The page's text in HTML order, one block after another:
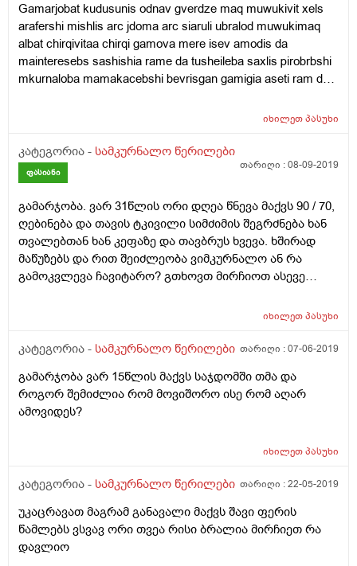
მიმიღია სპორტული დანამატები და რადგან ზომაზე
მეტს ვვარჯიშობდი შესაბამისად ვერც ვიღდგენი
დანაკარგს.კი მაქვს კარგად განვითარებული კუნთები
მაგრამ ასე მგონია რომ ვარ ძალიან
გამიფიტული.ამასთანავე მაქვს ეროზიები კუჭზე და
გამომშრალი,თითქოს ბებერი ვარ.კაი ორი თვეა არ
მტკივა,მხრებიც მტკივა მოკლედ სასხსრები მტკივა
ძალიან.ახლა ასეთი შეგრძნება მაქვს თითქოს ეს ჩემი
დალევა დავიწყე და დავამთავრე 30 კაფსულა
დავლიე.უცხოეთიდან გამიგზავნილი მერატრუმი თუ
რაღაც ქვია და შევატყე რომ გამომაყარა
ზურგზე.იგივე მიქნა ოთხი წლის უკან
პროტეინმა.ძლივს მოვირჩინე.ამ ყველაფერს პლიუს
ყვითელი ძალიან.ალბათ ორი სამი წელია ეგრე
სიყვითლე და ის ყველაფერი რაც ჩამოვთვალე რატო
ზარმაცი.მინდა რომ სიცოცხლით ვიყო სავსე მალე
კიარ ვიღლები მალე მძლევს სიზარმაცე რიცა რამეს
ვაჯეთებ და მერწ ვარ უძალოდ მოთენთილი ჭამაც კი
სულ ხუმრობენ იცინიან მიდიან მოდიან მე ვერ ვარ
რისია თვალების ფერი არაა ყვითელი.არც
შარდის.თირკმელზე კისტა მაქ.თვალს მაკლია კუჭის
ტკივილი გენეტიკურად მაქ,ეს სამი დღეა თავის
ტკივილები მაქ,ნაადრევად დავბერდი რამე მასწავკეთ
რომ გავიჯანსაღო სხეული
Gamarjobat kudusunis odnav gverdze maq muwukivit xels
arafershi mishlis arc jdoma arc siaruli ubralod muwukimaq
albat chirqivitaa chirqi gamova mere isev amodis da
mainteresebs sashishia rame da tusheileba saxlis pirobrbshi
mkurnaloba mamakacebshi bevrisgan gamigia aseti ram da
იხილეთპასუხი
კატეგორია - სამკურნალო წერილები
ფასიანი
თარიღი :08-09-2019
გამარჯობა. ვარ 31წლის ორი დღეა წნევა მაქვს 90 / 70,
ღებინება და თავის ტკივილი სიმძიმის შეგრძნება ხან
თვალებთან ხან კეფაზე და თავბრუს ხვევა. ხშირად
მაწუზებს და რით შეიძლეობა ვიმკურნალო ან რა
გამოკვლევა ჩავიტარო? გთხოვთ მირჩიოთ ასევე
იხილეთპასუხი
კატეგორია - სამკურნალო წერილები თარიღი :07-06-2019
გამარჯობა ვარ 15წლის მაქვს საჯდომში თმა და
როგორ შემიძლია რომ მოვიშორო ისე რომ აღარ
ამოვიდეს?
იხილეთპასუხი
კატეგორია - სამკურნალო წერილები თარიღი :22-05-2019
უკაცრავათ მაგრამ განავალი მაქვს შავი ფერის
წამლებს ვსვავ ორი თვეა რისი ბრალია მირჩიეთ რა
დავლიო